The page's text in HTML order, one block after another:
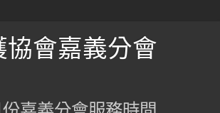
協會嘉義分會